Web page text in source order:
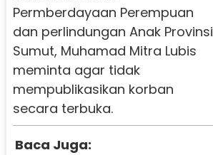
Permberdayaan Perempuan
dan perlindungan Anak Provinsi
Sumut, Muhamad Mitra Lubis
meminta agar tidak
mempublikasikan korban
secara terbuka.
Baca Juga: